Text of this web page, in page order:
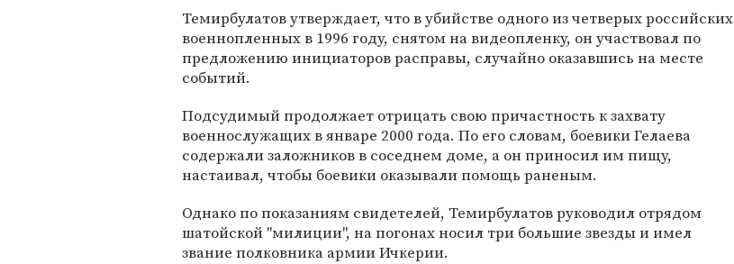
Темирбулатов утверждает, что в убийстве одного из четверых российских
военнопленных в 1996 году, снятом на видеопленку, он участвовал по
предложению инициаторов расправы, случайно оказавшись на месте
событий.
Подсудимый продолжает отрицать свою причастность к захвату
военнослужащих в январе 2000 года. По его словам, боевики Гелаева
содержали заложников в соседнем доме, а он приносил им пищу,
настаивал, чтобы боевики оказывали помощь раненым.
Однако по показаниям свидетелей, Темирбулатов руководил отрядом
шатойской "милиции", на погонах носил три большие звезды и имел
звание полковника армии Ичкерии.